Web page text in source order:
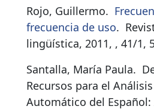
Rojo, Guillermo.
frecuencia de uso.
lingüística, 2011, , 41/1,
Santalla, María Paula.
Recursos para el
Automático del Español: